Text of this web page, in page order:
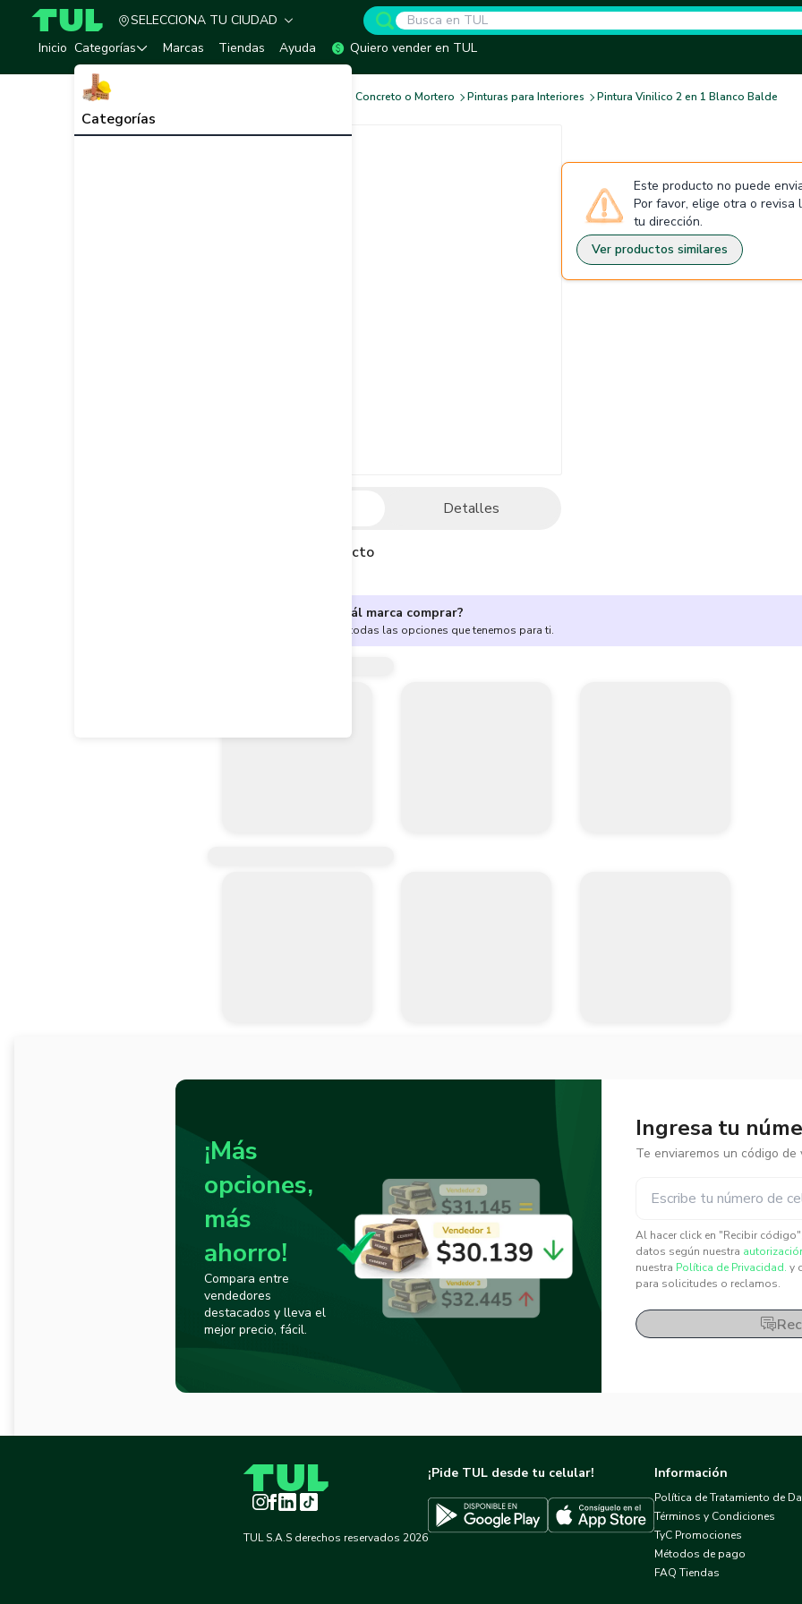
TUL - Tu Marketplace de Construcción
SELECCIONA TU CIUDAD
Inicio Categorías
Categorías
Marcas Tiendas Ayuda Quiero vender en TUL
Pinturas Muros de Concreto o Mortero Pinturas para Interiores Pintura Vinilico 2 en 1 Blanco Balde
Detalles
Descripción del producto
Este producto no puede
Por favor, elige otra o revisa
tu dirección.
Ver productos similares
¿No sabes cuál marca comprar?
Encuentra aquí todas las opciones que tenemos para ti.
¡Más
opciones,
más
ahorro!
Compara entre
vendedores
destacados y lleva el
mejor precio, fácil.
Ingresa tu
Te enviaremos un código de
Al hacer click en "Recibir
datos según nuestra
nuestra Política de Privacidad. y
para solicitudes o reclamos.
Instagram
Facebook
LinkedInTikTok
TUL S.A.S derechos reservados 2026
¡Pide TUL desde tu celular!
Descargar TUL en Google PlayDescargar TUL en App Store
Información
Política de Tratamiento de
Términos y Condiciones
TyC Promociones
Métodos de pago
FAQ Tiendas